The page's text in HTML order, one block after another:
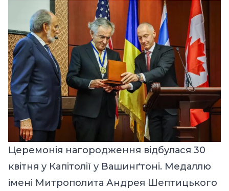
Церемонія нагородження відбулася 30
квітня у Капітолії у Вашинґтоні. Медаллю
імені Митрополита Андрея Шептицького